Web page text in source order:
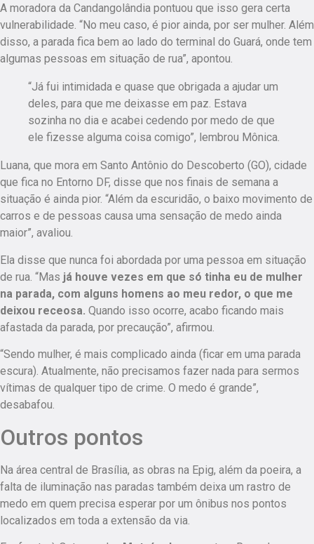
A moradora da Candangolândia pontuou que isso gera certa
vulnerabilidade. “No meu caso, é pior ainda, por ser mulher. Além
disso, a parada fica bem ao lado do terminal do Guará, onde tem
algumas pessoas em situação de rua”, apontou.
“Já fui intimidada e quase que obrigada a ajudar um
deles, para que me deixasse em paz. Estava
sozinha no dia e acabei cedendo por medo de que
ele fizesse alguma coisa comigo”, lembrou Mônica.
Luana, que mora em Santo Antônio do Descoberto (GO), cidade
que fica no Entorno DF, disse que nos finais de semana a
situação é ainda pior. “Além da escuridão, o baixo movimento de
carros e de pessoas causa uma sensação de medo ainda
maior”, avaliou.
Ela disse que nunca foi abordada por uma pessoa em situação
de rua. “Mas já houve vezes em que só tinha eu de mulher
na parada, com alguns homens ao meu redor, o que me
deixou receosa. Quando isso ocorre, acabo ficando mais
afastada da parada, por precaução”, afirmou.
“Sendo mulher, é mais complicado ainda (ficar em uma parada
escura). Atualmente, não precisamos fazer nada para sermos
vítimas de qualquer tipo de crime. O medo é grande”,
desabafou.
Outros pontos
Na área central de Brasília, as obras na Epig, além da poeira, a
falta de iluminação nas paradas também deixa um rastro de
medo em quem precisa esperar por um ônibus nos pontos
localizados em toda a extensão da via.